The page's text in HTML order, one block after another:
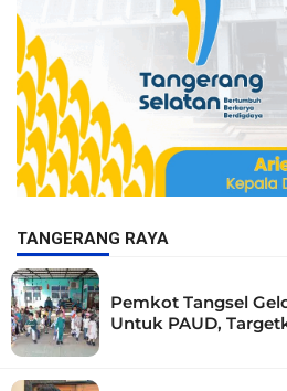
TANGERANG RAYA
Pemkot Tangsel
Untuk PAUD,